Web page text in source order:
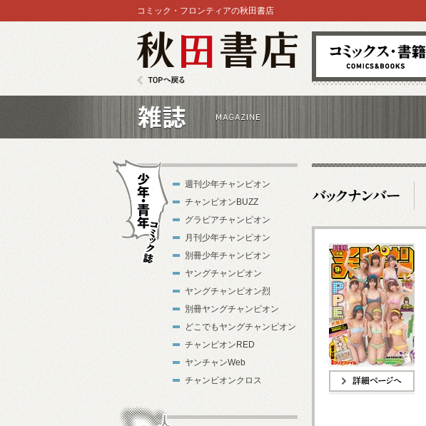
コミックス
コミック・フロンティアの秋田書店
週刊少年チャンピオン
チャンピオンBUZZ
グラビアチャンピオン
月刊少年チャンピオン
別冊少年チャンピオン
ヤングチャンピオン
ヤングチャンピオン烈
別冊ヤングチャンピオン
どこでもヤングチャンピオン
チャンピオンRED
ヤンチャンWeb
チャンピオンクロス